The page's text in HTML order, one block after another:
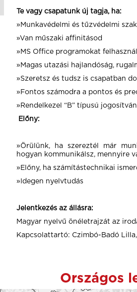
Te vagy csapatunk új tagja, ha:
»Munkavédelmi és tűzvédelmi
»Van műszaki affinitásod
»MS Office programokat
»Magas utazási hajlandóság,
»Szeretsz és tudsz is csapatban
»Fontos számodra a pontos és
»Rendelkezel “B” típusú
Előny:
»Örülünk, ha szereztél már
hogyan kommunikálsz, mennyire
»Előny, ha számítástechnikai
»Idegen nyelvtudás
Jelentkezés az állásra:
Magyar nyelvű önéletrajzát az
Kapcsolattartó: Czimbó-Badó
Országos